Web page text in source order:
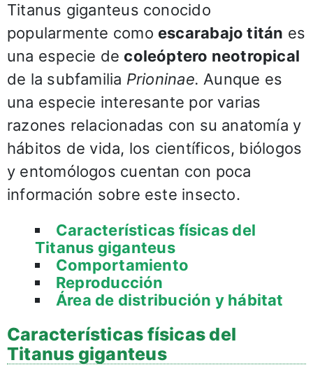
Titanus giganteus conocido
popularmente como escarabajo titán es
una especie de coleóptero neotropical
de la subfamilia Prioninae. Aunque es
una especie interesante por varias
razones relacionadas con su anatomía y
hábitos de vida, los científicos, biólogos
y entomólogos cuentan con poca
información sobre este insecto.
Características físicas del
Titanus giganteus
Comportamiento
Reproducción
Área de distribución y hábitat
Características físicas del
Titanus giganteus